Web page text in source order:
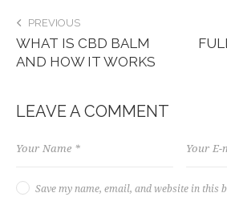
PREVIOUS
WHAT IS CBD BALM
AND HOW IT WORKS
LEAVE A COMMENT
Save my name, email, and website in this